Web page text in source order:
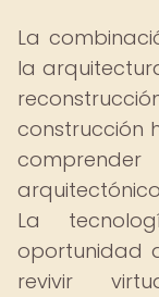
La
la
construcción
La
oportunidad
revivir